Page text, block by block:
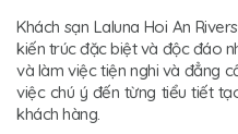
Khách sạn Laluna Hoi An
kiến trúc đặc biệt và độc đáo
và làm việc tiện nghi và đẳng
việc chú ý đến từng tiểu tiết
khách hàng.